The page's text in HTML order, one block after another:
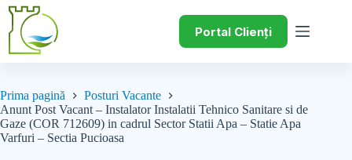
Portal Clienți
Prima pagină
Posturi Vacante
Anunt Post Vacant – Instalator Instalatii Tehnico Sanitare si de
Gaze (COR 712609) in cadrul Sector Statii Apa – Statie Apa
Varfuri – Sectia Pucioasa